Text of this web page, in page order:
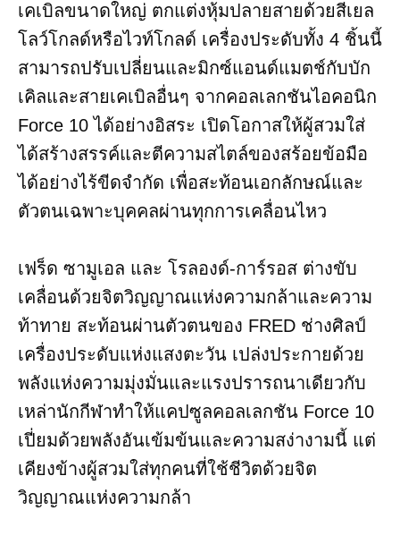
เคเบิลขนาดใหญ่ ตกแต่งหุ้มปลายสายด้วยสีเยล
โลว์โกลด์หรือไวท์โกลด์ เครื่องประดับทั้ง 4 ชิ้นนี้
สามารถปรับเปลี่ยนและมิกซ์แอนด์แมตช์กับบัก
เคิลและสายเคเบิลอื่นๆ จากคอลเลกชันไอคอนิก
Force 10 ได้อย่างอิสระ เปิดโอกาสให้ผู้สวมใส่
ได้สร้างสรรค์และตีความสไตล์ของสร้อยข้อมือ
ได้อย่างไร้ขีดจำกัด เพื่อสะท้อนเอกลักษณ์และ
ตัวตนเฉพาะบุคคลผ่านทุกการเคลื่อนไหว
เฟร็ด ซามูเอล และ โรลองด์-การ์รอส ต่างขับ
เคลื่อนด้วยจิตวิญญาณแห่งความกล้าและความ
ท้าทาย สะท้อนผ่านตัวตนของ FRED ช่างศิลป์
เครื่องประดับแห่งแสงตะวัน เปล่งประกายด้วย
พลังแห่งความมุ่งมั่นและแรงปรารถนาเดียวกับ
เหล่านักกีฬาทำให้แคปซูลคอลเลกชัน Force 10
เปี่ยมด้วยพลังอันเข้มข้นและความสง่างามนี้ แต่
เคียงข้างผู้สวมใส่ทุกคนที่ใช้ชีวิตด้วยจิต
วิญญาณแห่งความกล้า